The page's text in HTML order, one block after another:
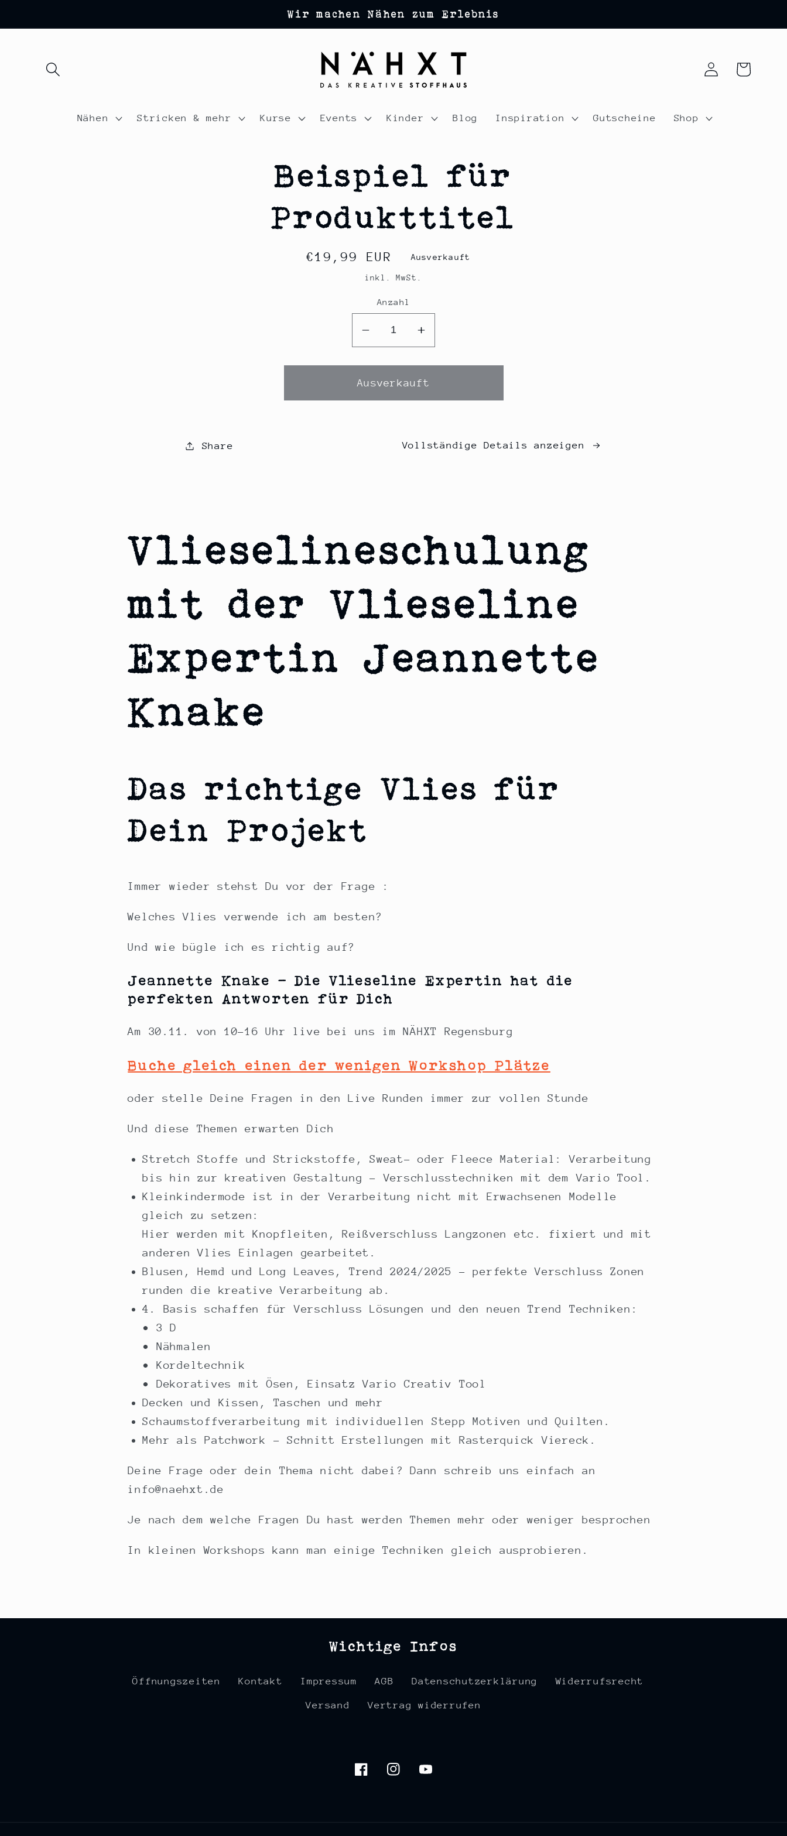
Inhalt
Wir machen Nähen zum Erlebnis
Nähen Stricken & mehr Kurse Events Kinder Blog Inspiration Gutscheine Shop
EinloggenWarenkorb
ProduktinformationenBeispiel für
Produkttitel
Normaler
€19,99 EUR Ausverkauft
inkl. MwSt.
Anzahl
Verringere
die
Menge
für
Erhöhe
die
Menge
für
Ausverkauft
Share Vollständige Details anzeigen
Vlieselineschulung
mit der Vlieseline
Expertin Jeannette
Knake
Das richtige Vlies für
Dein Projekt
Immer wieder stehst Du vor der Frage :
Welches Vlies verwende ich am besten?
Und wie bügle ich es richtig auf?
Jeannette Knake - Die Vlieseline Expertin hat die
perfekten Antworten für Dich
Am 30.11. von 10-16 Uhr live bei uns im NÄHXT Regensburg
Buche gleich einen der wenigen Workshop Plätze
oder stelle Deine Fragen in den Live Runden immer zur vollen Stunde
Und diese Themen erwarten Dich
Stretch Stoffe und Strickstoffe, Sweat- oder Fleece Material: Verarbeitung
bis hin zur kreativen Gestaltung – Verschlusstechniken mit dem Vario Tool.
Kleinkindermode ist in der Verarbeitung nicht mit Erwachsenen Modelle
gleich zu setzen:
Hier werden mit Knopfleiten, Reißverschluss Langzonen etc. fixiert und mit
anderen Vlies Einlagen gearbeitet.
Blusen, Hemd und Long Leaves, Trend 2024/2025 – perfekte Verschluss Zonen
runden die kreative Verarbeitung ab.
4. Basis schaffen für Verschluss Lösungen und den neuen Trend Techniken:
• 3 D
• Nähmalen
• Kordeltechnik
• Dekoratives mit Ösen, Einsatz Vario Creativ Tool
Decken und Kissen, Taschen und mehr
Schaumstoffverarbeitung mit individuellen Stepp Motiven und Quilten.
Mehr als Patchwork – Schnitt Erstellungen mit Rasterquick Viereck.
Deine Frage oder dein Thema nicht dabei? Dann schreib uns einfach an
info@naehxt.de
Je nach dem welche Fragen Du hast werden Themen mehr oder weniger besprochen
In kleinen Workshops kann man einige Techniken gleich ausprobieren.
Wichtige Infos
Öffnungszeiten Kontakt Impressum AGB Datenschutzerklärung Widerrufsrecht
Versand Vertrag widerrufen
FacebookInstagramYouTube